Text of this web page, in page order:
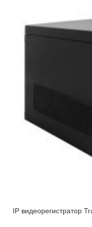
IP видеорегистратор